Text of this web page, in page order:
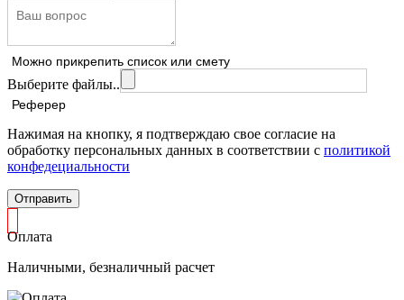
Можно прикрепить список или смету
Выберите файлы..
Реферер
Нажимая на кнопку, я подтверждаю свое согласие на
обработку персональных данных в соответствии с политикой
конфедециальности
Отправить
Оплата
Наличными, безналичный расчет